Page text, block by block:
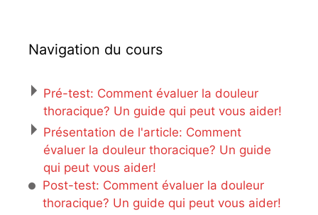
Navigation du cours
Pré-test: Comment évaluer la douleur
thoracique? Un guide qui peut vous aider!
Présentation de l'article: Comment
évaluer la douleur thoracique? Un guide
qui peut vous aider!
Post-test: Comment évaluer la douleur
thoracique? Un guide qui peut vous aider!